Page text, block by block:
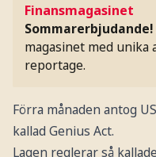
Finansmagasinet
magasinet med unika
reportage.
Förra månaden antog
kallad Genius Act.
Lagen reglerar så